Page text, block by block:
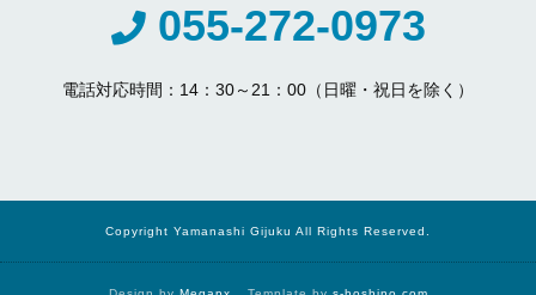
055-272-0973
電話対応時間：14：30～21：00（日曜・祝日を除く）
Copyright Yamanashi Gijuku All Rights Reserved.